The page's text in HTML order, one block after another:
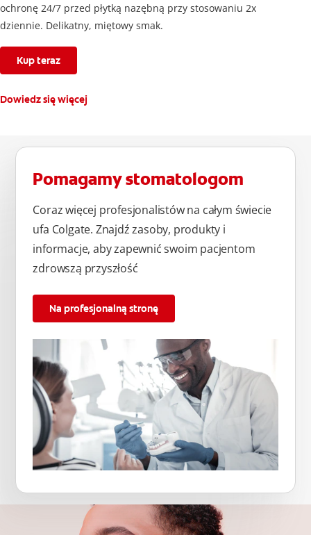
ochronę 24/7 przed płytką nazębną przy stosowaniu 2x
dziennie. Delikatny, miętowy smak.
Kup teraz
Dowiedz się więcej
Pomagamy stomatologom
Coraz więcej profesjonalistów na całym świecie
ufa Colgate. Znajdź zasoby, produkty i
informacje, aby zapewnić swoim pacjentom
zdrowszą przyszłość
Na profesjonalną stronę